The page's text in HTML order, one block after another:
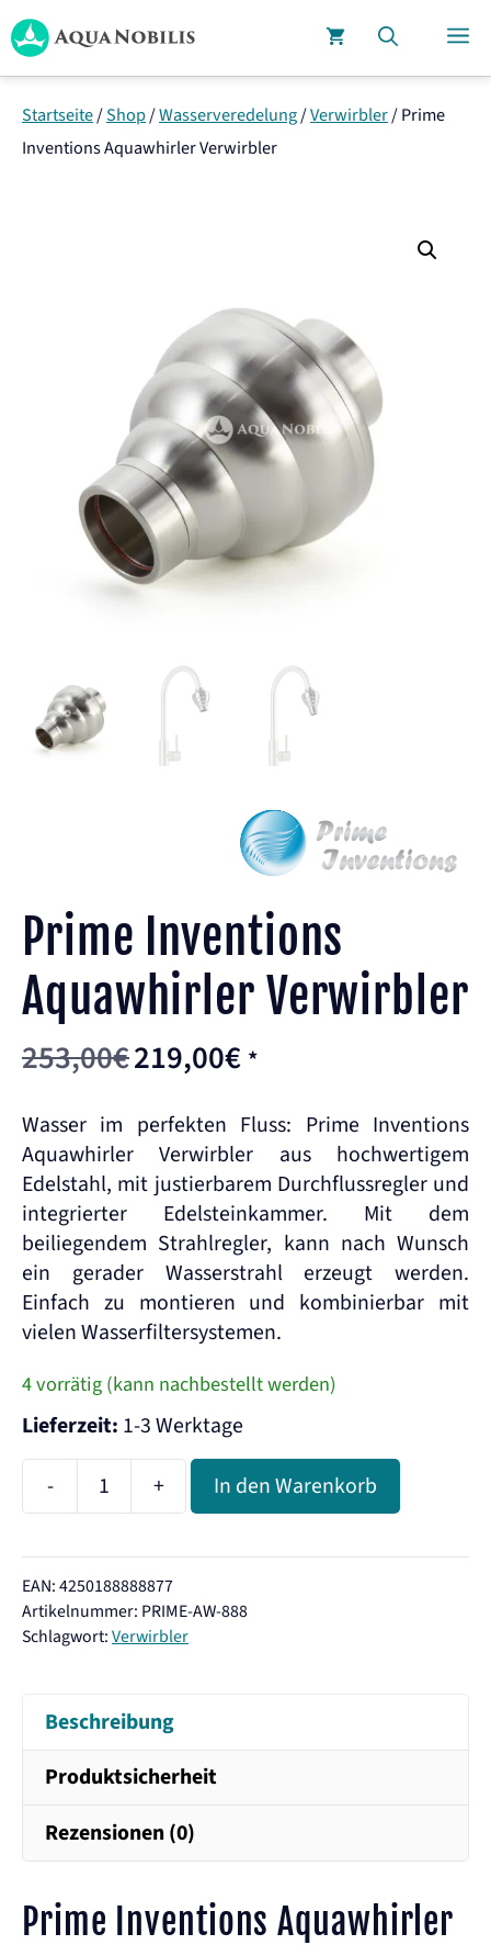
Zum
Inhalt
springen
Startseite/Shop/Wasserveredelung/Verwirbler/Prime
Inventions Aquawhirler Verwirbler
Prime Inventions
Aquawhirler Verwirbler
253,00€219,00€ *
Wasser im perfekten Fluss: Prime Inventions
Aquawhirler Verwirbler aus hochwertigem
Edelstahl, mit justierbarem Durchflussregler und
integrierter Edelsteinkammer. Mit dem
beiliegendem Strahlregler, kann nach Wunsch
ein gerader Wasserstrahl erzeugt werden.
Einfach zu montieren und kombinierbar mit
vielen Wasserfiltersystemen.
4 vorrätig (kann nachbestellt werden)
Lieferzeit: 1-3 Werktage
-
Prime
Aquawhirler
Verwirbler
Menge
+ In den Warenkorb
EAN: 4250188888877
Artikelnummer: PRIME-AW-888
Schlagwort:Verwirbler
Beschreibung
Produktsicherheit
Rezensionen (0)
Prime Inventions Aquawhirler